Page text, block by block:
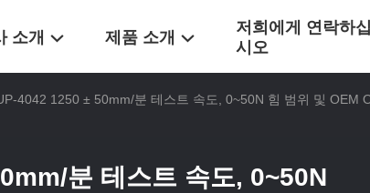
소개 제품 소개
저희에게 연락하십
시오
4042 1250 ± 50mm/분 테스트 속도, 0~50N 힘 범위 및 OEM
분 테스트 속도, 0~50N